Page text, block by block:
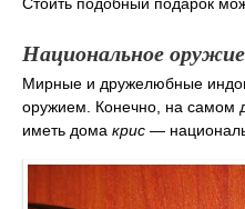
Национальное оружие
Мирные и дружелюбные
оружием. Конечно, на самом
иметь дома крис —